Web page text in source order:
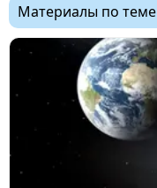
Материалы по теме